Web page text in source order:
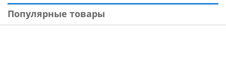
Популярные товары